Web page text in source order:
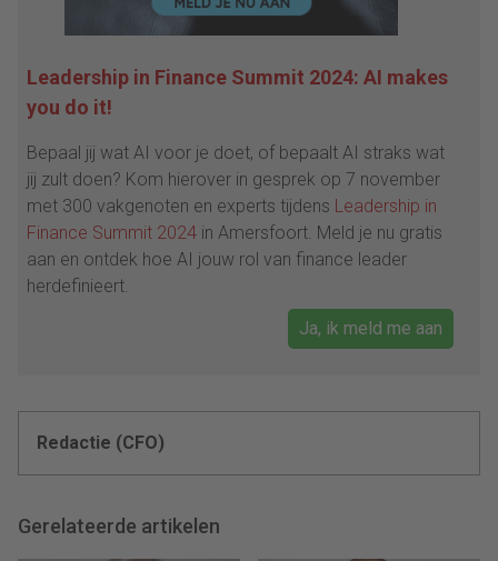
Leadership in Finance Summit 2024: AI makes
you do it!
Bepaal jij wat AI voor je doet, of bepaalt AI straks wat
jij zult doen? Kom hierover in gesprek op 7 november
met 300 vakgenoten en experts tijdens Leadership in
Finance Summit 2024 in Amersfoort. Meld je nu gratis
aan en ontdek hoe AI jouw rol van finance leader
herdefinieert.
Ja, ik meld me aan
Redactie (CFO)
Gerelateerde artikelen